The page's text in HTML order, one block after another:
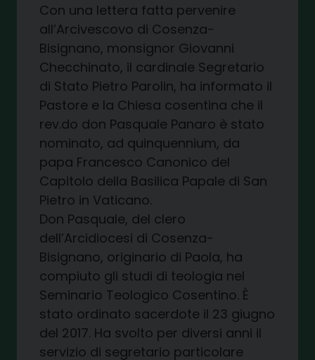
Con una lettera fatta pervenire
all’Arcivescovo di Cosenza-
Bisignano, monsignor Giovanni
Checchinato, il cardinale Segretario
di Stato Pietro Parolin, ha informato il
Pastore e la Chiesa cosentina che il
rev.do don Pasquale Panaro è stato
nominato, ad quinquennium, da
papa Francesco Canonico del
Capitolo della Basilica Papale di San
Pietro in Vaticano.
Don Pasquale, del clero
dell’Arcidiocesi di Cosenza-
Bisignano, originario di Paola, ha
compiuto gli studi di teologia nel
Seminario Teologico Cosentino. È
stato ordinato sacerdote il 23 giugno
del 2017. Ha svolto per diversi anni il
servizio di segretario particolare